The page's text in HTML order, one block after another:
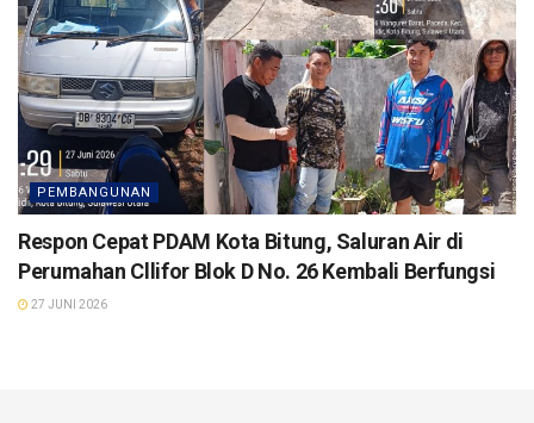
PEMBANGUNAN
Respon Cepat PDAM Kota Bitung, Saluran Air di
Perumahan Cllifor Blok D No. 26 Kembali Berfungsi
27 JUNI 2026